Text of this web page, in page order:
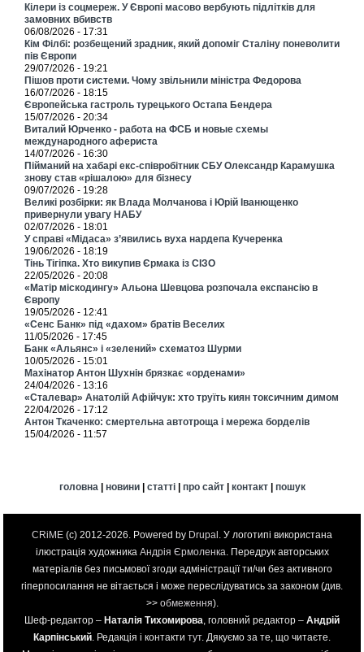
Кілери із соцмереж. У Європі масово вербують підлітків для
замовних вбивств
06/08/2026 - 17:31
Кім Філбі: розбещений зрадник, який допоміг Сталіну поневолити
пів Європи
29/07/2026 - 19:21
Пішов проти системи. Чому звільнили міністра Федорова
16/07/2026 - 18:15
Європейська гастроль турецького Остапа Бендера
15/07/2026 - 20:34
Виталий Юрченко - работа на ФСБ и новые схемы
международного афериста
14/07/2026 - 16:30
Пійманий на хабарі екс-співробітник СБУ Олександр Карамушка
знову став «рішалою» для бізнесу
09/07/2026 - 19:28
Великі розбірки: як Влада Молчанова і Юрій Іванющенко
привернули увагу НАБУ
02/07/2026 - 18:01
У справі «Мідаса» з’явились вуха нардепа Кучеренка
19/06/2026 - 18:19
Тінь Тігіпка. Хто викупив Єрмака із СІЗО
22/05/2026 - 20:08
«Матір міскодингу» Альона Шевцова розпочала експансію в
Європу
19/05/2026 - 12:41
«Сенс Банк» під «дахом» братів Веселих
11/05/2026 - 17:45
Банк «Альянс» і «зелений» схематоз Шурми
10/05/2026 - 15:01
Махінатор Антон Шухнін брязкає «орденами»
24/04/2026 - 13:16
«Сталевар» Анатолій Афійчук: хто труїть киян токсичним димом
22/04/2026 - 17:12
Антон Ткаченко: смертельна автотроща і мережа борделів
15/04/2026 - 11:57
головна | новини| статті| про сайт| контакт| пошук
CRiME (c) 2012-2026. Powered by Drupal . У логотипі використана
ілюстрація художника Андрія Єрмоленка . Передрук авторських
матеріалів без письмової згоди адміністрації ти/чи без активного
гіперпосилання не вітається і може переслідуватись за законом (див.
>> обмеження).
Шеф-редактор – Наталія Тихомирова , головний редактор – Андрій
Карпінський . Редакція і контакти тут. Дякуємо за те, що читаєте.